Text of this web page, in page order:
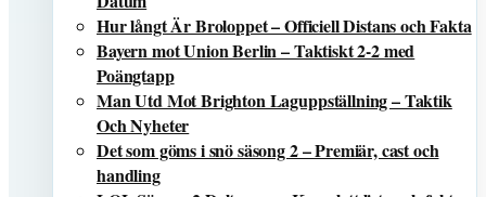
Hur långt Är Broloppet – Officiell Distans och Fakta
Bayern mot Union Berlin – Taktiskt 2-2 med
Poängtapp
Man Utd Mot Brighton Laguppställning – Taktik
Och Nyheter
Det som göms i snö säsong 2 – Premiär, cast och
handling